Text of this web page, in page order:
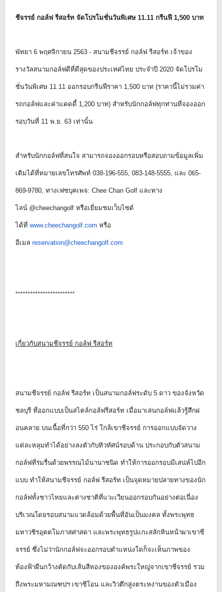
ชีจรรย์ กอล์ฟ รีสอร์ท จัดโปรโมชั่นวันพิเศษ 11.11 กรีนฟี 1,500 บาท
พัทยา 6 พฤศจิกายน 2563 - สนามชีจรรย์ กอล์ฟ รีสอร์ท เจ้าของ
รางวัลสนามกอล์ฟดีที่ดีสุดของประเทศไทย ประจำปี 2020 จัดโปรโม
ชั่นวันพิเศษ 11.11 ออกรอบกรีนฟีราคา 1,500 บาท (ราคานี้ไม่รวมค่า
รถกอล์ฟและค่าแคดดี้ 1,200 บาท) สำหรับนักกอล์ฟทุกท่านที่จองออก
รอบวันที่ 11 พ.ย. 63 เท่านั้น
สำหรับนักกอล์ฟที่สนใจ สามารถจองออกรอบหรือสอบถามข้อมูลเพิ่ม
เติมได้ที่หมายเลขโทรศัพท์038-196-555, 083-148-5555, และ 065-
869-9780, ทางเฟซบุคเพจ: Chee Chan Golf และทาง
ไลน์ @cheechangolf หรือเยี่ยมชมเว็บไซต์
ได้ที่www.cheechangolf.com หรือ
อีเมลreservation@cheechangolf.com
************************
เกี่ยวกับสนามชีจรรย์ กอล์ฟ รีสอร์ท
สนามชีจรรย์ กอล์ฟ รีสอร์ท เป็นสนามกอล์ฟระดับ5 ดาว ของจังหวัด
ชลบุรี ที่ออกแบบเป็นสไตล์กอล์ฟรีสอร์ท เมื่อมาเล่นกอล์ฟแล้วรู้สึกผ่
อนคลาย บนเนื้อที่กว่า 550 ไร่ ใกล้เขาชีจรรย์ การออกแบบจัดวาง
แต่ละหลุมทำได้อย่างลงตัวกับทิวทัศน์รอบด้าน ประกอบกับตัวสนาม
กอล์ฟที่ร่มรื่นด้วยพรรณไม้นานาชนิด ทำให้การออกรอบมีเสน่ห์ไปอีก
แบบ ทำให้สนามชีจรรย์ กอล์ฟ รีสอร์ท เป็นจุดหมายปลายทางของนัก
กอล์ฟทั้งชาวไทยและต่างชาติที่แวะเวียนออกรอบกันอย่างต่อเนื่อง
บริเวณโดยรอบสนามแวดล้อมด้วยพื้นที่อันเป็นมงคล ทั้งพระพุทธ
มหาวชิรอุตตโมภาสศาสดา และพระพุทธรูปแกะสลักหินหน้าผาเขาชี
จรรย์ ซึ่งไม่ว่านักกอล์ฟจะออกรอบตำแหน่งใดก็จะเห็นภาพของ
ท้องฟ้าผืนกว้างตัดกับเส้นสีทองขององค์พระใหญ่จากเขาชีจรรย์ รวม
ถึงพระมหามณฑปฯ เขาชีโอน และวิวตึกสูงตระหง่านของตัวเมือง